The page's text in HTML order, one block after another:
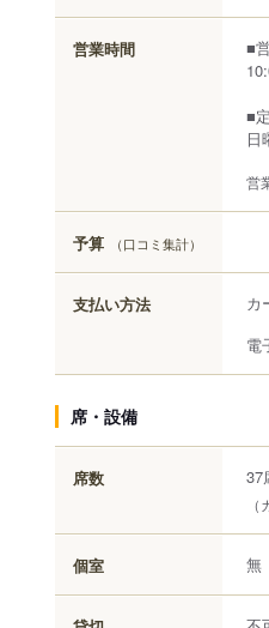
営業時間
■
■
日
営
予算 （口コミ集計）
支払い方法
カ
電
席・設備
席数 37
個室 無